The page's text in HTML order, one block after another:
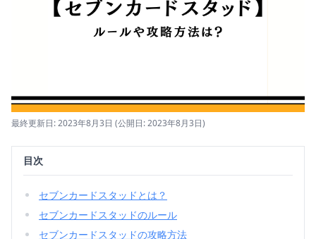
最終更新日: 2023年8月3日 (公開日: 2023年8月3日)
目次
セブンカードスタッドとは？
セブンカードスタッドのルール
セブンカードスタッドの攻略方法